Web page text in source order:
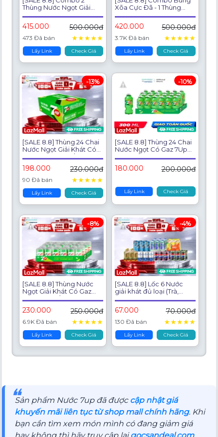
Thùng Nước Ngọt Giải
Khát Có Gaz 7Up
(320ml/lon)
415.000 500.000đ
473 Đã bán ★★★★★
Lấy Link Check Giá
Xõa Cực Đã - 1 Thùng
Pepsi lon và 1 Thùng 7Up
(320ml/lon hoặc
350ml/lon)
420.000 500.000đ
3.7K Đã bán ★★★★★
Lấy Link Check Giá
[SALE 8.8] Thùng 24 Chai
Nước Ngọt Giải Khát Có
Gaz 7Up (600ml/chai)
198.000 230.000đ
90 Đã bán ★★★★★
Lấy Link Check Giá
-13%
[SALE 8.8] Thùng 24 Chai
Nước Ngọt Có Gaz 7Up
(300ml/chai)
180.000 200.000đ
Lấy Link Check Giá
-10%
[SALE 8.8] Thùng Nước
Ngọt Giải Khát Có Gaz
7Up (320ml/lon)
230.000 250.000đ
6.9K Đã bán ★★★★★
Lấy Link Check Giá
-8%
[SALE 8.8] Lốc 6 Nước
giải khát đủ loại (Trà,
Nước Tăng Lực, Nước
ngọt Có Ga, Nước Điện
Giải)
67.000 70.000đ
130 Đã bán ★★★★★
Lấy Link Check Giá
-4%
❝
Sản phẩm Nước 7up đã được cập nhật giá
khuyến mãi liên tục từ shop mall chính hãng. Khi
bạn cần tìm xem món mình có đang giảm giá